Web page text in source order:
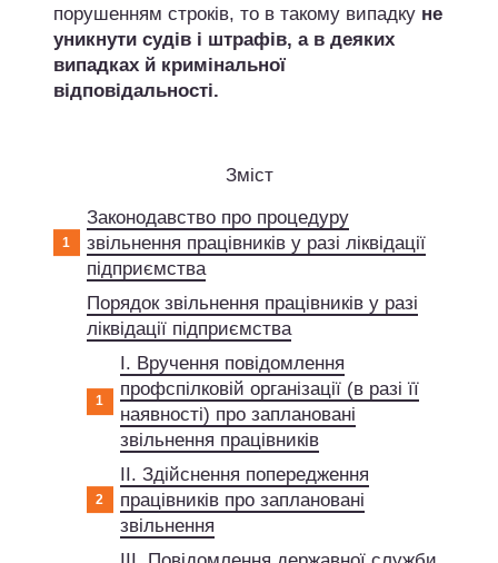
порушенням строків, то в такому випадку не
уникнути судів і штрафів, а в деяких
випадках й кримінальної
відповідальності.
Зміст
Законодавство про процедуру
звільнення працівників у разі ліквідації
підприємства
Порядок звільнення працівників у разі
ліквідації підприємства
І. Вручення повідомлення
профспілковій організації (в разі її
наявності) про заплановані
звільнення працівників
ІІ. Здійснення попередження
працівників про заплановані
звільнення